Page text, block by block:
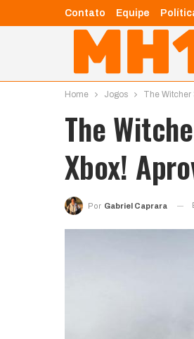
Contato Equipe
Home Jogos The Witcher
The
Xbox!
Por Gabriel Caprara